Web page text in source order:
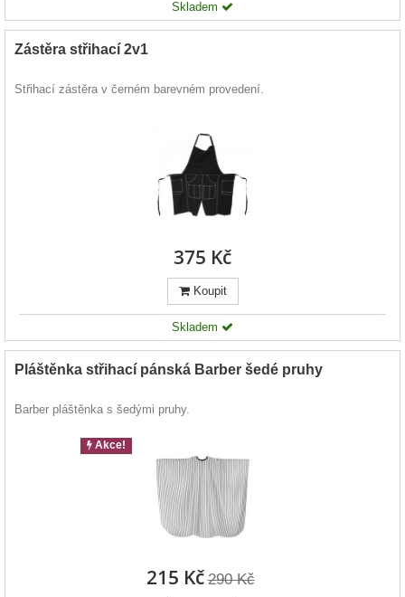
Skladem
Zástěra střihací 2v1
Střihací zástěra v černém barevném provedení.
375 Kč
Koupit
Skladem
Pláštěnka střihací pánská Barber šedé pruhy
Barber pláštěnka s šedými pruhy.
Akce!
215 Kč 290 Kč